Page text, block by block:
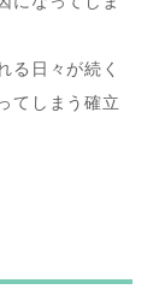
る日々が続く
てしまう確立